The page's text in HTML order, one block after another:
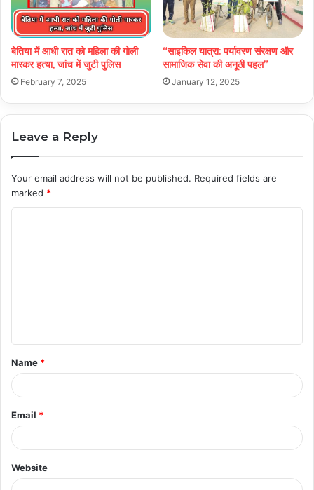
बेतिया में आधी रात को महिला की गोली
मारकर हत्या, जांच में जुटी पुलिस
February 7, 2025
“साइकिल यात्रा: पर्यावरण संरक्षण और
सामाजिक सेवा की अनूठी पहल”
January 12, 2025
Leave a Reply
Your email address will not be published. Required fields are
marked *
t
*
Name *
Email *
Website